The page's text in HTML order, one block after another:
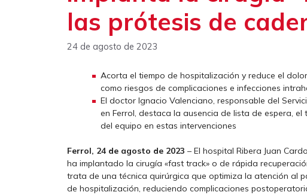
las prótesis de
24 de agosto de 2023
Acorta el tiempo de hospitalización y reduce el
como riesgos de complicaciones e infecciones
El doctor Ignacio Valenciano, responsable del
en Ferrol, destaca la ausencia de lista de espera,
del equipo en estas intervenciones
Ferrol, 24 de agosto de 2023 – El hospital Ribera Juan
ha implantado la cirugía «fast track» o de rápida
trata de una técnica quirúrgica que optimiza la atención al
de hospitalización, reduciendo complicaciones